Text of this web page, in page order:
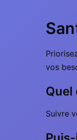
vos
Quel
Suivre